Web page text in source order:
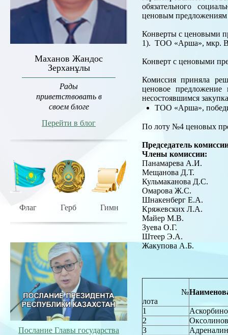
Маханов Жандос
Зерханұлы
Рады
приветствовать в
своем блоге
Перейти в блог
Флаг Герб Гимн
Послание Главы государства
обязательного
ценовым предложениям
Конверты с ценовыми
1). ТОО «Арша», мкр.
Конверт с ценовыми
Комиссия приняла
ценовое
несостоявшимся
ТОО «Арша»,
По лоту №4 ценовых
Председатель
Члены комиссии:
Панамарева А.И.
Мещанова Д.Т.
Кульмаканова Д.С.
Омарова Ж.С.
Шнакенберг
Кряжевских
Майер М.В.
Зуева О.Г.
Штеер
Жакупова А.Б.
№
лота
1
2
3